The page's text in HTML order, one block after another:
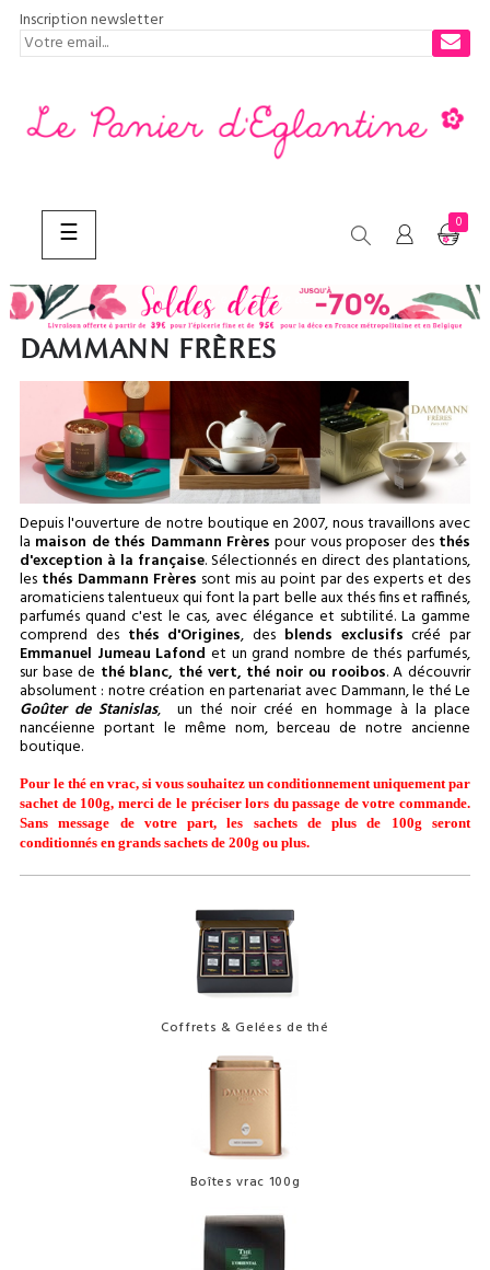
Inscription newsletter
Basculer
la
navigation
☰ 0
CHERCHER
DAMMANN FRÈRES
Depuis l'ouverture de notre boutique en 2007, nous travaillons avec
la maison de thés Dammann Frères pour vous proposer des thés
d'exception à la française. Sélectionnés en direct des plantations,
les thés Dammann Frères sont mis au point par des experts et des
aromaticiens talentueux qui font la part belle aux thés fins et raffinés,
parfumés quand c'est le cas, avec élégance et subtilité. La gamme
comprend des thés d'Origines, des blends exclusifs créé par
Emmanuel Jumeau Lafond et un grand nombre de thés parfumés,
sur base de thé blanc, thé vert, thé noir ou rooibos. A découvrir
absolument : notre création en partenariat avec Dammann, le thé Le
Goûter de Stanislas, un thé noir créé en hommage à la place
nancéienne portant le même nom, berceau de notre ancienne
boutique.
Pour le thé en vrac, si vous souhaitez un conditionnement uniquement par
sachet de 100g, merci de le préciser lors du passage de votre commande.
Sans message de votre part, les sachets de plus de 100g seront
conditionnés en grands sachets de 200g ou plus.
Coffrets & Gelées de thé
Boîtes vrac 100g